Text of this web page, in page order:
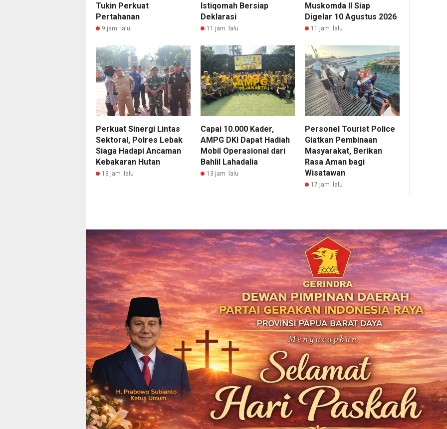
Tukin Perkuat
Pertahanan
9 jam lalu
Istiqomah Bersiap
Deklarasi
11 jam lalu
Muskomda II Siap
Digelar 10 Agustus 2026
11 jam lalu
Perkuat Sinergi Lintas
Sektoral, Polres Lebak
Siaga Hadapi Ancaman
Kebakaran Hutan
13 jam lalu
Capai 10.000 Kader,
AMPG DKI Dapat Hadiah
Mobil Operasional dari
Bahlil Lahadalia
13 jam lalu
Personel Tourist Police
Giatkan Pembinaan
Masyarakat, Berikan
Rasa Aman bagi
Wisatawan
17 jam lalu